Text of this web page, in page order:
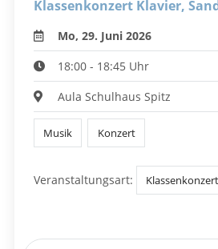
Klassenkonzert Klavier,
Mo, 29. Juni 2026
18:00 - 18:45 Uhr
Aula Schulhaus Spitz
Musik Konzert
Veranstaltungsart: